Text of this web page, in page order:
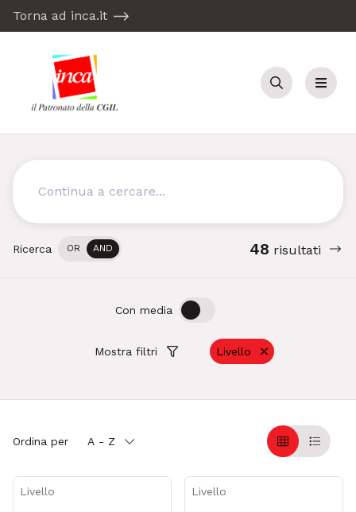
Torna ad inca.it
Cerca Menu
Cerca
Ricerca OR AND 48 risultati
Mostra filtri Livello
Con media OFF
Ordina per A - Z
GrigliaTable
Livello Livello